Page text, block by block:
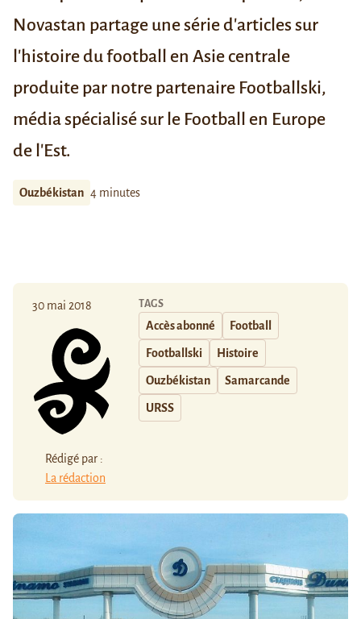
Novastan partage une série d'articles sur
l'histoire du football en Asie centrale
produite par notre partenaire Footballski,
média spécialisé sur le Football en Europe
de l'Est.
Ouzbékistan 4 minutes
30 mai 2018
Rédigé par :
La rédaction
TAGS
Accès abonné Football
Footballski Histoire
Ouzbékistan Samarcande
URSS